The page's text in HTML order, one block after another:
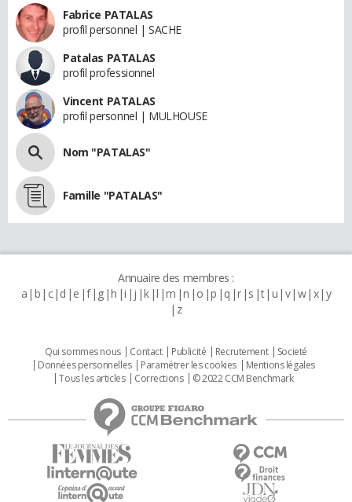
Fabrice PATALAS
profil personnel | SACHE
Patalas PATALAS
profil professionnel
Vincent PATALAS
profil personnel | MULHOUSE
Nom "PATALAS"
Famille "PATALAS"
Annuaire des membres :
a b c d e f g h i j k l m n o p q r s t u v w x y
z
Qui sommes nous Contact Publicité Recrutement
Societé
Données personnelles
Paramétrer les cookies
Mentions légales
Tous les articles
Corrections © 2022 CCM Benchmark